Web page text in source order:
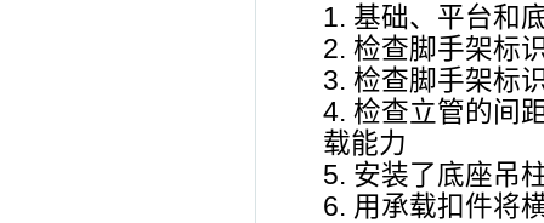
1. 基础、平台和
2. 检查脚手架标
3. 检查脚手架标
4. 检查立管的间
载能力
5. 安装了底座吊
6. 用承载扣件将